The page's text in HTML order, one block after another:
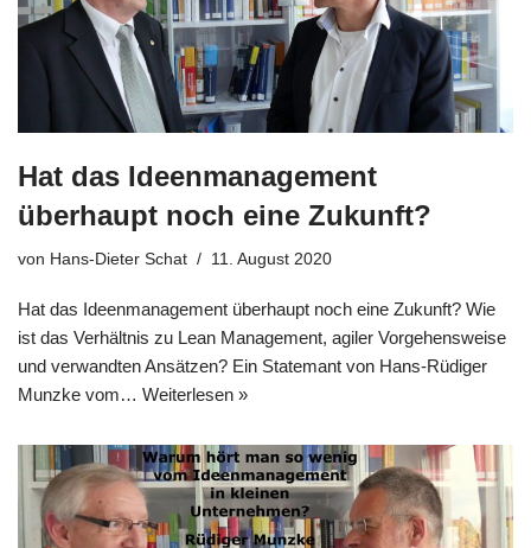
Hat das Ideenmanagement
überhaupt noch eine Zukunft?
von Hans-Dieter Schat 11. August 2020
Hat das Ideen­ma­nage­ment über­haupt noch eine Zukunft? Wie
ist das Ver­hält­nis zu Lean Manage­ment, agi­ler Vor­ge­hens­wei­se
und ver­wand­ten Ansät­zen? Ein Statemant von Hans-Rüdi­­ger
Munz­ke vom… Wei­ter­le­sen »